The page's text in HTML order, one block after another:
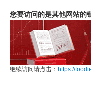
您要访问的是其他网站的
继续访问请点击： https://